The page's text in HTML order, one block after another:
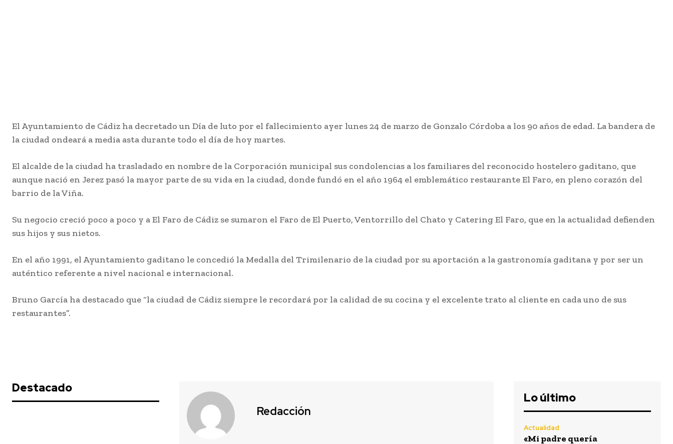
El Ayuntamiento de Cádiz ha decretado un Día de luto por el fallecimiento ayer lunes 24 de marzo de Gonzalo Córdoba a los 90 años de edad. La bandera de
la ciudad ondeará a media asta durante todo el día de hoy martes.
El alcalde de la ciudad ha trasladado en nombre de la Corporación municipal sus condolencias a los familiares del reconocido hostelero gaditano, que
aunque nació en Jerez pasó la mayor parte de su vida en la ciudad, donde fundó en el año 1964 el emblemático restaurante El Faro, en pleno corazón del
barrio de la Viña.
Su negocio creció poco a poco y a El Faro de Cádiz se sumaron el Faro de El Puerto, Ventorrillo del Chato y Catering El Faro, que en la actualidad defienden
sus hijos y sus nietos.
En el año 1991, el Ayuntamiento gaditano le concedió la Medalla del Trimilenario de la ciudad por su aportación a la gastronomía gaditana y por ser un
auténtico referente a nivel nacional e internacional.
Bruno García ha destacado que “la ciudad de Cádiz siempre le recordará por la calidad de su cocina y el excelente trato al cliente en cada uno de sus
restaurantes”.
Destacado
Redacción
Lo último
Actualidad
«Mi padre quería